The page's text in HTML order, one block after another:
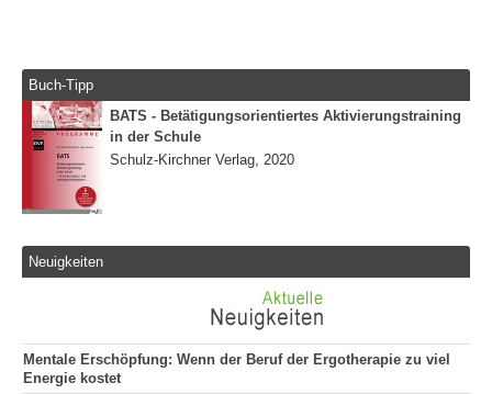
Buch-Tipp
BATS - Betätigungsorientiertes Aktivierungstraining
in der Schule
Schulz-Kirchner Verlag, 2020
Neuigkeiten
Mentale Erschöpfung: Wenn der Beruf der Ergotherapie zu viel
Energie kostet